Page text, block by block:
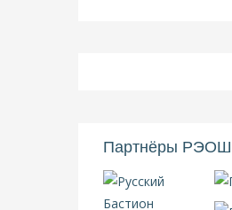
Партнёры РЭОШ